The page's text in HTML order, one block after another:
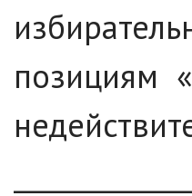
позициям